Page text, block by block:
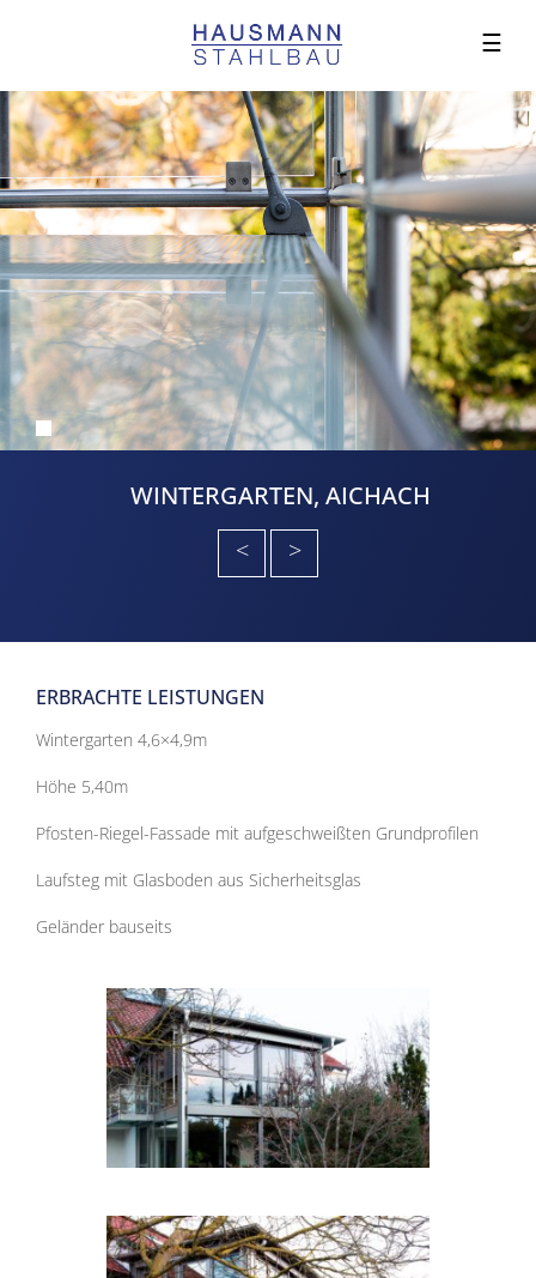
☰
WINTERGARTEN, AICHACH
<
>
ERBRACHTE LEISTUNGEN
Wintergarten 4,6×4,9m
Höhe 5,40m
Pfosten-Riegel-Fassade mit aufgeschweißten Grundprofilen
Laufsteg mit Glasboden aus Sicherheitsglas
Geländer bauseits